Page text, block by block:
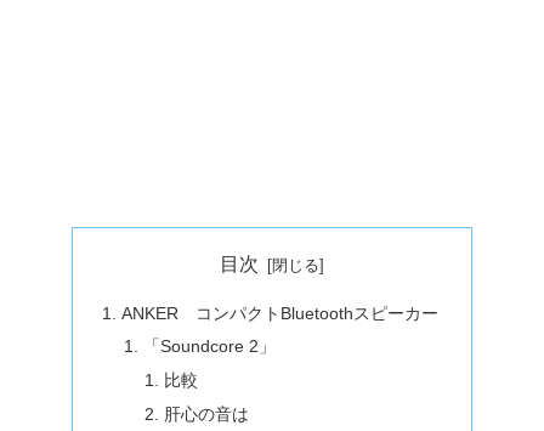
目次
ANKER コンパクトBluetoothスピーカー
「Soundcore 2」
比較
肝心の音は